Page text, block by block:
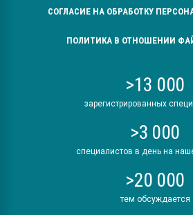
СОГЛАСИЕ НА ОБРАБОТКУ
ПОЛИТИКА В ОТНОШЕНИИ
>13 000
зарегистрированных
>3 000
специалистов в день на
>20 000
тем обсуждается